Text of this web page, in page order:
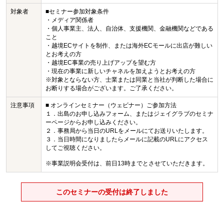
対象者
■セミナー参加対象条件
・メディア関係者
・個人事業主、法人、自治体、支援機関、金融機関などである
こと
・越境ECサイトを制作、または海外ECモールに出店が難しい
とお考えの方
・越境EC事業の売り上げアップを望む方
・現在の事業に新しいチャネルを加えようとお考えの方
※対象とならない方、士業または同業と当社が判断した場合に
お断りする場合がございます。ご了承ください。
注意事項
■ オンラインセミナー（ウェビナー）ご参加方法
１．出島のお申し込みフォーム、またはジェイグラブのセミナ
ーページからお申し込みください。
２．事務局から当日のURLをメールにてお送りいたします。
３．当日時間になりましたらメールに記載のURLにアクセス
してご視聴ください。
※事業説明会受付は、前日13時までとさせていただきます。
このセミナーの受付は終了しました